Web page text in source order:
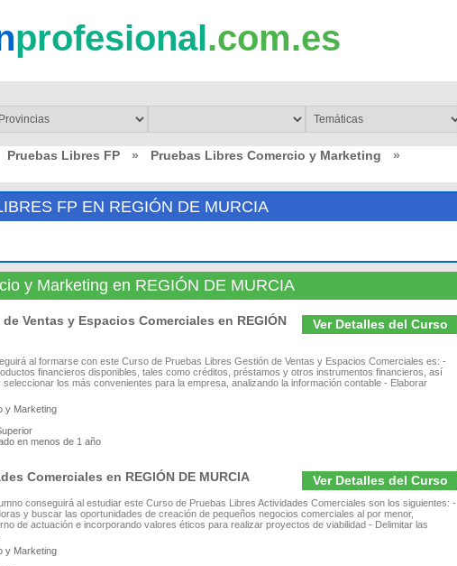
profesional.com.es
Pruebas Libres FP » Pruebas Libres Comercio y Marketing
»
FP EN REGIÓN DE MURCIA
y Marketing en REGIÓN DE MURCIA
Ver Detalles del Curso
Ventas y Espacios Comerciales en REGIÓN
al formarse con este Curso de Pruebas Libres Gestión de Ventas y Espacios Comerciales es: -
financieros disponibles, tales como créditos, préstamos y otros instrumentos financieros, así
los más convenientes para la empresa, analizando la información contable - Elaborar
y Marketing
en menos de 1 año
Ver Detalles del Curso
Comerciales en REGIÓN DE MURCIA
conseguirá al estudiar este Curso de Pruebas Libres Actividades Comerciales son los siguientes: -
y buscar las oportunidades de creación de pequeños negocios comerciales al por menor,
de actuación e incorporando valores éticos para realizar proyectos de viabilidad - Delimitar las
y Marketing